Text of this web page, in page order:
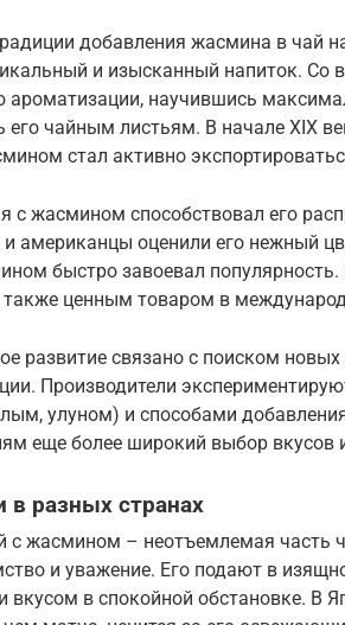
добавления жасмина в чай
и изысканный напиток. Со
ароматизации, научившись
его чайным листьям. В начале XIX
стал активно
с жасмином способствовал его
американцы оценили его нежный
быстро завоевал
ценным товаром в
развитие связано с поиском новых
Производители
улуном) и способами
еще более широкий выбор вкусов
в разных странах
с жасмином – неотъемлемая часть
и уважение. Его подают в
вкусом в спокойной обстановке. В